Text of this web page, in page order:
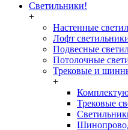
Светильники!
+
Настенные
Лофт
Подвесные
Потолочные
Трековые и
+
Трековые